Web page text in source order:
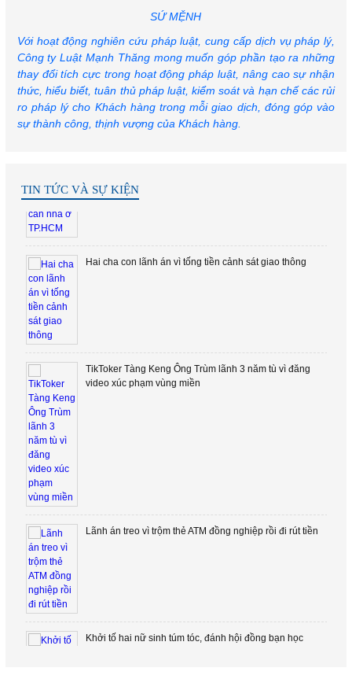
SỨ MỆNH
Với hoạt động nghiên cứu pháp luật, cung cấp dịch vụ pháp lý,
Công ty Luật Mạnh Thăng mong muốn góp phần tạo ra những
thay đổi tích cực trong hoạt động pháp luật, nâng cao sự nhận
thức, hiểu biết, tuân thủ pháp luật, kiểm soát và hạn chế các rủi
ro pháp lý cho Khách hàng trong mỗi giao dịch, đóng góp vào
sự thành công, thịnh vượng của Khách hàng.
TIN TỨC VÀ SỰ KIỆN
Hai cha con lãnh án vì tống tiền cảnh sát giao thông
TikToker Tàng Keng Ông Trùm lãnh 3 năm tù vì đăng
video xúc phạm vùng miền
Lãnh án treo vì trộm thẻ ATM đồng nghiệp rồi đi rút tiền
Khởi tố hai nữ sinh túm tóc, đánh hội đồng bạn học